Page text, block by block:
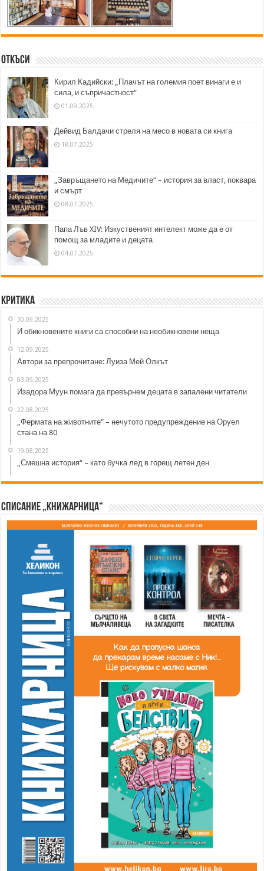
Откъси
Кирил Кадийски: „Плачът на големия поет винаги е и
сила, и съпричастност“
01.09.2025
Дейвид Балдачи стреля на месо в новата си книга
18.07.2025
„Завръщането на Медичите“ – история за власт, поквара
и смърт
08.07.2025
Папа Лъв XIV: Изкуственият интелект може да е от
помощ за младите и децата
04.07.2025
Критика
30.09.2025
И обикновените книги са способни на необикновени неща
12.09.2025
Автори за препрочитане: Луиза Мей Олкът
03.09.2025
Изадора Муун помага да превърнем децата в запалени читатели
22.08.2025
„Фермата на животните“ – нечутото предупреждение на Оруел
стана на 80
19.08.2025
„Смешна история“ – като бучка лед в горещ летен ден
Списание „Книжарница“